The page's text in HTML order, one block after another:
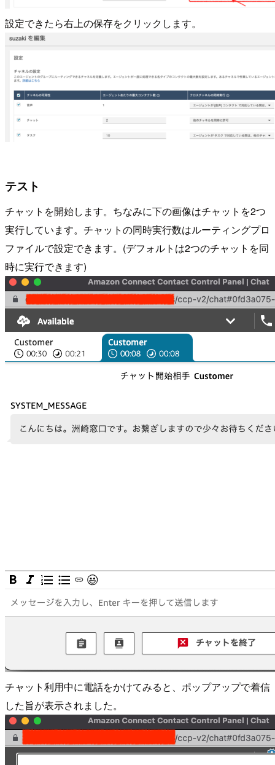
設定できたら右上の保存をクリックします。
テスト
チャットを開始します。ちなみに下の画像はチャットを2つ
実行しています。チャットの同時実行数はルーティングプロ
ファイルで設定できます。(デフォルトは2つのチャットを同
時に実行できます)
チャット利用中に電話をかけてみると、ポップアップで着信
した旨が表示されました。